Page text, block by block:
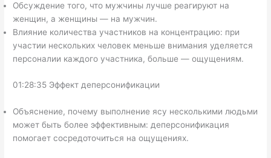
Обсуждение того, что мужчины лучше реагируют на
женщин, а женщины — на мужчин.
Влияние количества участников на концентрацию: при
участии нескольких человек меньше внимания уделяется
персоналии каждого участника, больше — ощущениям.
01:28:35 Эффект деперсонификации
Объяснение, почему выполнение ясу несколькими людьми
может быть более эффективным: деперсонификация
помогает сосредоточиться на ощущениях.